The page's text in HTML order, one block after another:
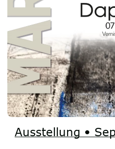
Ausstellung •